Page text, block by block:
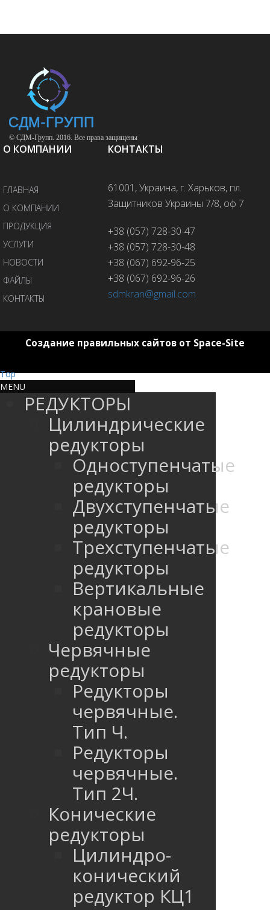
© СДМ-Групп. 2016. Все права защищены
О КОМПАНИИ
ГЛАВНАЯ
О КОМПАНИИ
ПРОДУКЦИЯ
УСЛУГИ
НОВОСТИ
ФАЙЛЫ
КОНТАКТЫ
КОНТАКТЫ
61001, Украина, г. Харьков, пл.
Защитников Украины 7/8, оф 7
+38 (057) 728-30-47
+38 (057) 728-30-48
+38 (067) 692-96-25
+38 (067) 692-96-26
sdmkran@gmail.com
Создание правильных сайтов от Space-Site
Top
MENU
РЕДУКТОРЫ
Цилиндрические
редукторы
Одноступенчатые
редукторы
Двухступенчатые
редукторы
Трехступенчатые
редукторы
Вертикальные
крановые
редукторы
Червячные
редукторы
Редукторы
червячные.
Тип Ч.
Редукторы
червячные.
Тип 2Ч.
Конические
редукторы
Цилиндро-
конический
редуктор КЦ1